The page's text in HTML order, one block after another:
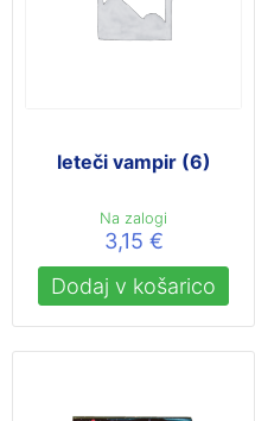
leteči vampir (6)
Na zalogi
3,15 €
Dodaj v košarico